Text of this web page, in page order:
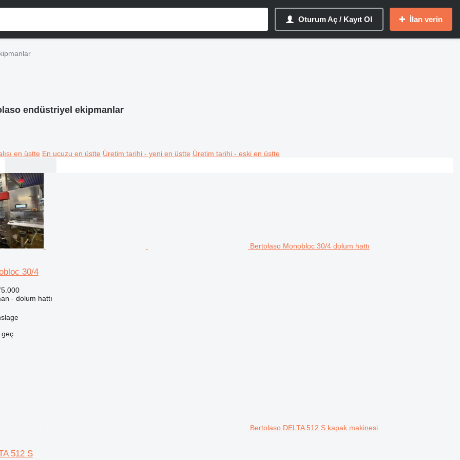
Oturum Aç / Kayıt Ol İlan verin
endüstriyel ekipmanlar
en üstte En ucuzu en üstte Üretim tarihi - yeni en üstte Üretim tarihi - eski en üstte
Bertolaso Monobloc 30/4 dolum hattı
30/4
- dolum hattı
geç
Bertolaso DELTA 512 S kapak makinesi
512 S